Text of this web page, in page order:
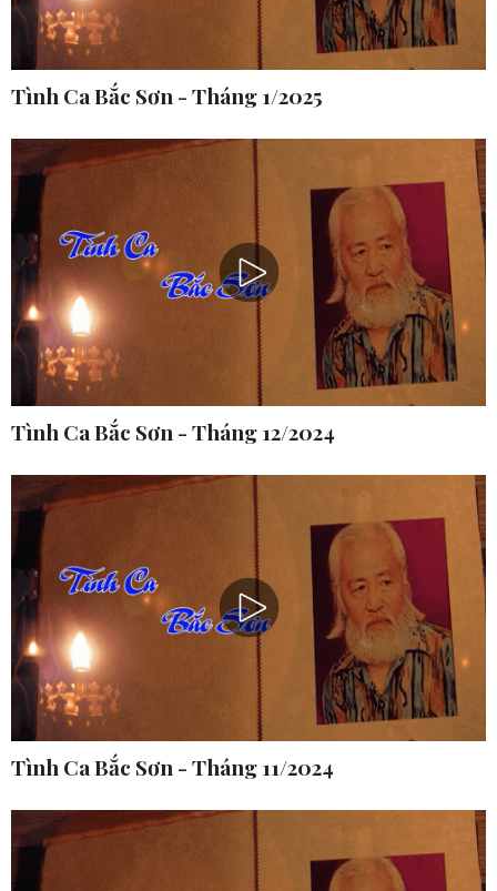
Tình Ca Bắc Sơn - Tháng 1/2025
Tình Ca Bắc Sơn - Tháng 12/2024
Tình Ca Bắc Sơn - Tháng 11/2024